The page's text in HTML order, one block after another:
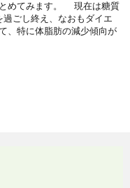
めてみます。 現在は糖質
ごし終え、なおもダイエ
、特に体脂肪の減少傾向が